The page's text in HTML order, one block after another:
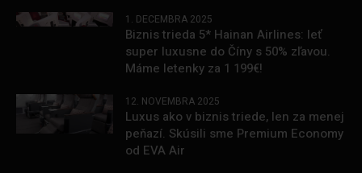
1. DECEMBRA 2025
Biznis trieda 5* Hainan Airlines: leť
super luxusne do Číny s 50% zľavou.
Máme letenky za 1 199€!
12. NOVEMBRA 2025
Luxus ako v biznis triede, len za menej
peňazí. Skúsili sme Premium Economy
od EVA Air